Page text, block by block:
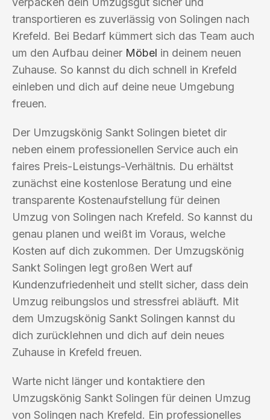
transportieren es zuverlässig von Solingen nach
Krefeld. Bei Bedarf kümmert sich das Team auch
um den Aufbau deiner Möbel in deinem neuen
Zuhause. So kannst du dich schnell in Krefeld
einleben und dich auf deine neue Umgebung
freuen.
Der Umzugskönig Sankt Solingen bietet dir
neben einem professionellen Service auch ein
faires Preis-Leistungs-Verhältnis. Du erhältst
zunächst eine kostenlose Beratung und eine
transparente Kostenaufstellung für deinen
Umzug von Solingen nach Krefeld. So kannst du
genau planen und weißt im Voraus, welche
Kosten auf dich zukommen. Der Umzugskönig
Sankt Solingen legt großen Wert auf
Kundenzufriedenheit und stellt sicher, dass dein
Umzug reibungslos und stressfrei abläuft. Mit
dem Umzugskönig Sankt Solingen kannst du
dich zurücklehnen und dich auf dein neues
Zuhause in Krefeld freuen.
Warte nicht länger und kontaktiere den
Umzugskönig Sankt Solingen für deinen Umzug
von Solingen nach Krefeld. Ein professionelles